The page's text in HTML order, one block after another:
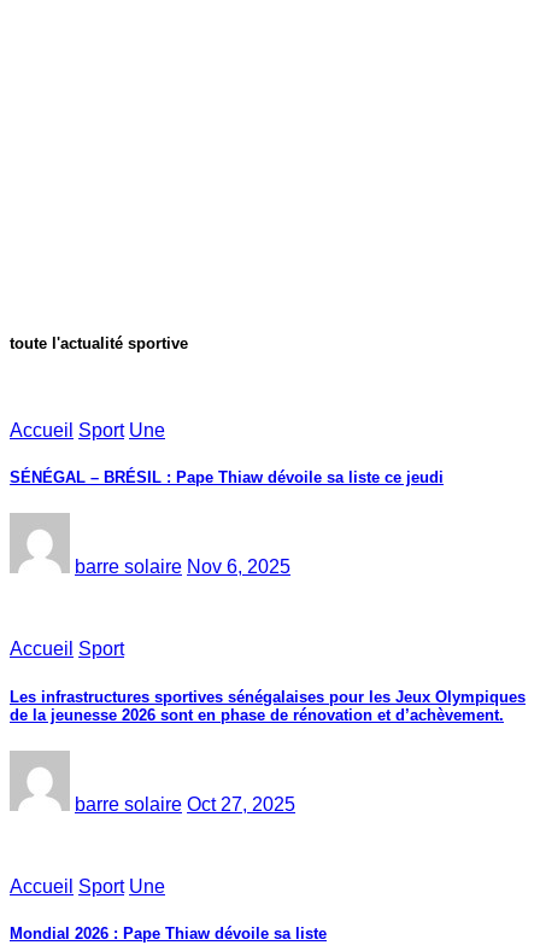
toute l'actualité sportive
Accueil Sport Une
SÉNÉGAL – BRÉSIL : Pape Thiaw dévoile sa liste ce jeudi
barre solaire Nov 6, 2025
Accueil Sport
Les infrastructures sportives sénégalaises pour les Jeux Olympiques
de la jeunesse 2026 sont en phase de rénovation et d’achèvement.
barre solaire Oct 27, 2025
Accueil Sport Une
Mondial 2026 : Pape Thiaw dévoile sa liste